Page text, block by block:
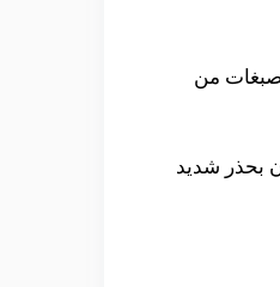
من
بحذر شديد